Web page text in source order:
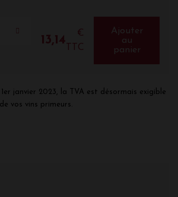
13,14
€
TTC
Ajouter
au
panier
janvier 2023, la TVA est désormais exigible
vos vins primeurs.